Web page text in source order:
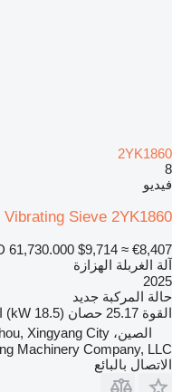
2YK1860
8
فيديو
Vibrating Sieve 2YK1860
61,730.000 $9,714 ≈ €8,407
آلة الغربلة الهزازة
2025
حالة المركبة جديد
القوة 25.17 حصان (18.5 kW)
الصين، Henan Province, Zhengzhou, Xingyang City
Machinery Company, LLC
الاتصال بالبائع